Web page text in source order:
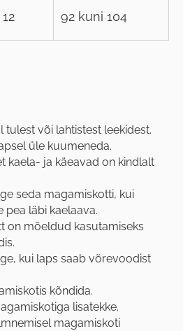
92 kuni 104
tulest või lahtistest leekidest.
üle kuumeneda.
kaela- ja käeavad on kindlalt
seda magamiskotti, kui
pea läbi kaelaava.
on mõeldud kasutamiseks
kui laps saab võrevoodist
kõndida.
lisatekke.
magamiskoti